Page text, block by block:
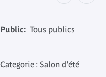
Public: Tous publics
Categorie : Salon d'été